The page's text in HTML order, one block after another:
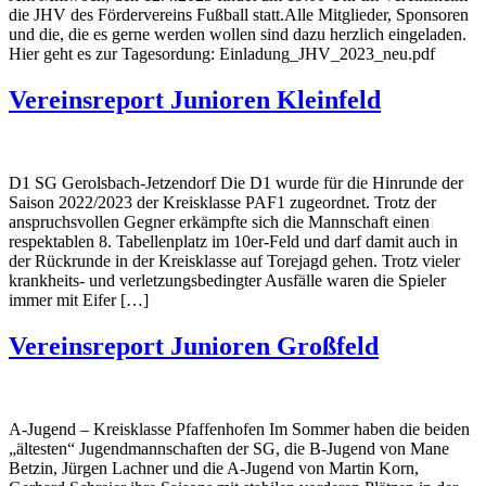
die JHV des Fördervereins Fußball statt.Alle Mitglieder, Sponsoren
und die, die es gerne werden wollen sind dazu herzlich eingeladen.
Hier geht es zur Tagesordung: Einladung_JHV_2023_neu.pdf
Vereinsreport Junioren Kleinfeld
D1 SG Gerolsbach-Jetzendorf Die D1 wurde für die Hinrunde der
Saison 2022/2023 der Kreisklasse PAF1 zugeordnet. Trotz der
anspruchsvollen Gegner erkämpfte sich die Mannschaft einen
respektablen 8. Tabellenplatz im 10er-Feld und darf damit auch in
der Rückrunde in der Kreisklasse auf Torejagd gehen. Trotz vieler
krankheits- und verletzungsbedingter Ausfälle waren die Spieler
immer mit Eifer […]
Vereinsreport Junioren Großfeld
A-Jugend – Kreisklasse Pfaffenhofen Im Sommer haben die beiden
„ältesten“ Jugendmannschaften der SG, die B-Jugend von Mane
Betzin, Jürgen Lachner und die A-Jugend von Martin Korn,